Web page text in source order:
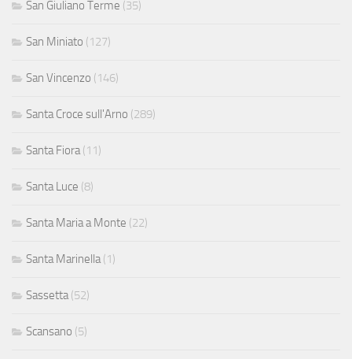
San Giuliano Terme (35)
San Miniato (127)
San Vincenzo (146)
Santa Croce sull'Arno (289)
Santa Fiora (11)
Santa Luce (8)
Santa Maria a Monte (22)
Santa Marinella (1)
Sassetta (52)
Scansano (5)